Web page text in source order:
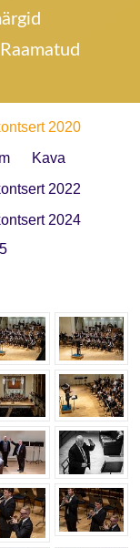
Raamatud
2020
Kava
2022
2024